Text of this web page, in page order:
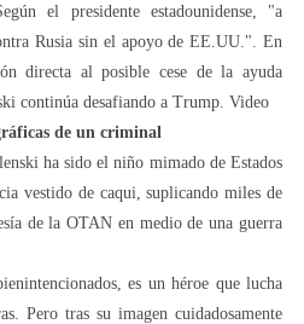
el presidente estadounidense, "a
Rusia sin el apoyo de EE.UU.". En
directa al posible cese de la ayuda
continúa desafiando a Trump. Video
de un criminal
ha sido el niño mimado de Estados
vestido de caqui, suplicando miles de
de la OTAN en medio de una guerra
es un héroe que lucha
Pero tras su imagen cuidadosamente